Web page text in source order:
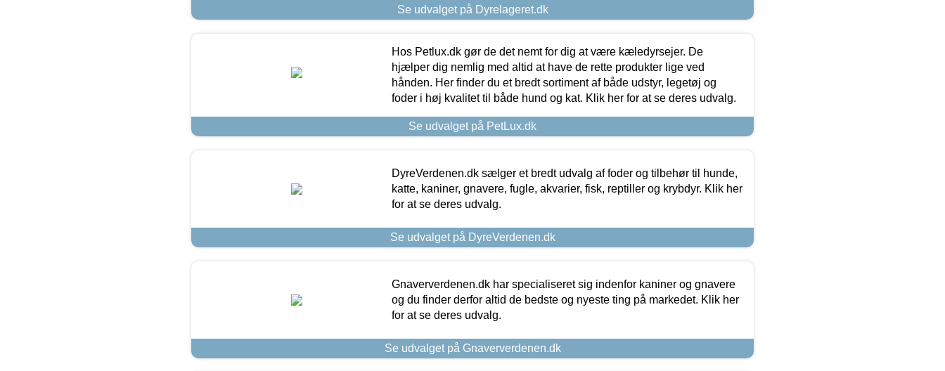
Se udvalget på Dyrelageret.dk
Hos Petlux.dk gør de det nemt for dig at være kæledyrsejer. De
hjælper dig nemlig med altid at have de rette produkter lige ved
hånden. Her finder du et bredt sortiment af både udstyr, legetøj og
foder i høj kvalitet til både hund og kat. Klik her for at se deres udvalg.
Se udvalget på PetLux.dk
DyreVerdenen.dk sælger et bredt udvalg af foder og tilbehør til hunde,
katte, kaniner, gnavere, fugle, akvarier, fisk, reptiller og krybdyr. Klik her
for at se deres udvalg.
Se udvalget på DyreVerdenen.dk
Gnaververdenen.dk har specialiseret sig indenfor kaniner og gnavere
og du finder derfor altid de bedste og nyeste ting på markedet. Klik her
for at se deres udvalg.
Se udvalget på Gnaververdenen.dk